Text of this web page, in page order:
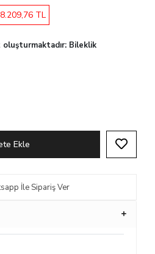
TL
oluşturmaktadır: Bileklik
Ekle
İle Sipariş Ver